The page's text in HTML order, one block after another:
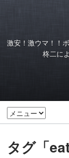
激安！激ウマ！！
柊二に
タグ「